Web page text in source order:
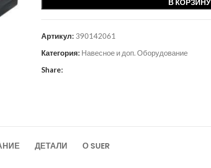
В КОРЗИНУ
Артикул: 390142061
Категория: Навесное и доп. Оборудование
Share:
ДЕТАЛИ О SUER